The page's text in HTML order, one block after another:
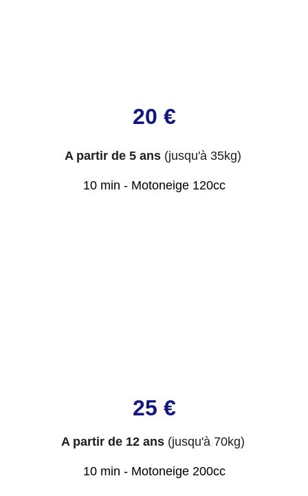
20 €
A partir de 5 ans (jusqu'à 35kg)
10 min - Motoneige 120cc
25 €
A partir de 12 ans (jusqu'à 70kg)
10 min - Motoneige 200cc